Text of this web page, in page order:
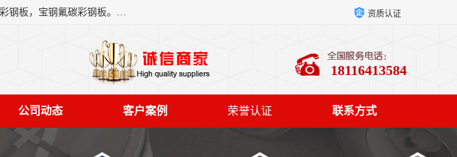
上海轩本实业有限公司主营产品：宝钢彩钢板、宝钢彩钢卷、宝钢彩涂板、宝钢彩涂卷、宝钢高耐候彩钢板，宝钢氟碳彩钢板。是一家集钢铁贸易，物流、加工为一体的产业全配套公司。 资质认证
18116413584
公司动态 客户案例 荣誉认证 联系方式